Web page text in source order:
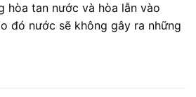
hòa tan nước và hòa lẫn vào
đó nước sẽ không gây ra những